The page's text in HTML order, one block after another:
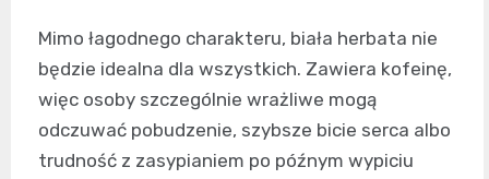
Mimo łagodnego charakteru, biała herbata nie
będzie idealna dla wszystkich. Zawiera kofeinę,
więc osoby szczególnie wrażliwe mogą
odczuwać pobudzenie, szybsze bicie serca albo
trudność z zasypianiem po późnym wypiciu